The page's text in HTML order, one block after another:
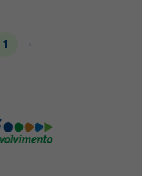
do Departamento de Educação
1